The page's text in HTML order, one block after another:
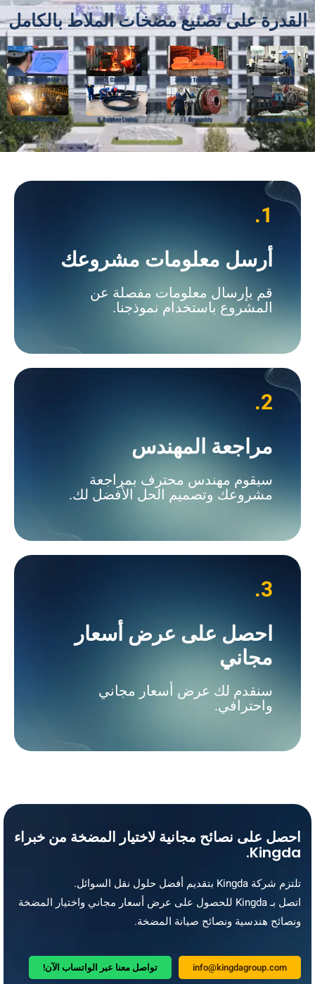
القدرة على تصنيع مضخات الملاط بالكامل
1.
أرسل معلومات مشروعك
قم بإرسال معلومات مفصلة عن
المشروع باستخدام نموذجنا.
2.
مراجعة المهندس
سيقوم مهندس محترف بمراجعة
مشروعك وتصميم الحل الأفضل لك.
3.
احصل على عرض أسعار
مجاني
سنقدم لك عرض أسعار مجاني
واحترافي.
احصل على نصائح مجانية لاختيار المضخة من خبراء
Kingda.
تلتزم شركة Kingda بتقديم أفضل حلول نقل السوائل.
اتصل بـ Kingda للحصول على عرض أسعار مجاني واختيار المضخة
ونصائح هندسية ونصائح صيانة المضخة.
info@kingdagroup.com تواصل معنا عبر الواتساب الآن!